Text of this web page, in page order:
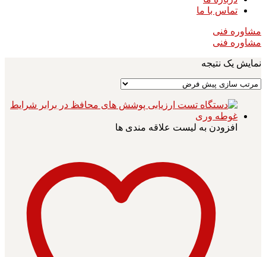
تماس با ما
مشاوره فنی
مشاوره فنی
نمایش یک نتیجه
افزودن به لیست علاقه مندی ها